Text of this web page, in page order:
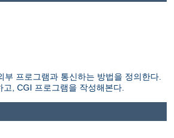
프로그램과 통신하는 방법을 정의한다.
, CGI 프로그램을 작성해본다.